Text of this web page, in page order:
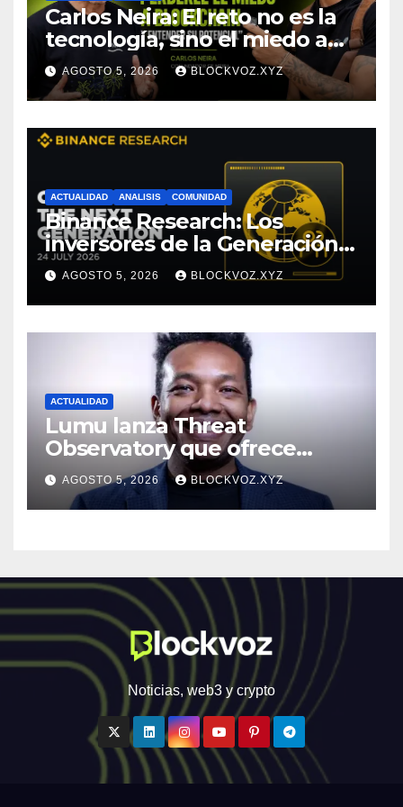
Carlos Neira: El reto no es la
tecnología, sino el miedo a
entenderla
AGOSTO 5, 2026 BLOCKVOZ.XYZ
ACTUALIDAD ANALISIS COMUNIDAD
Binance Research: Los
inversores de la Generación Z
empiezan más jóvenes y
muestran mayor disciplina
financiera
AGOSTO 5, 2026 BLOCKVOZ.XYZ
ACTUALIDAD
Lumu lanza Threat
Observatory que ofrece
inteligencia de amenazas
personalizada y en tiempo
real
AGOSTO 5, 2026 BLOCKVOZ.XYZ
Noticias, web3 y crypto